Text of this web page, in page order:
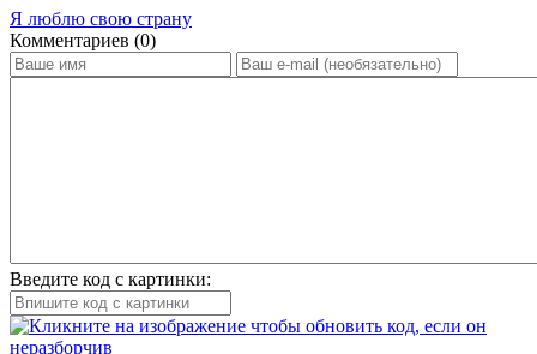
Я люблю свою страну
Ком­мен­та­ри­ев (0)
Введите код с картинки: